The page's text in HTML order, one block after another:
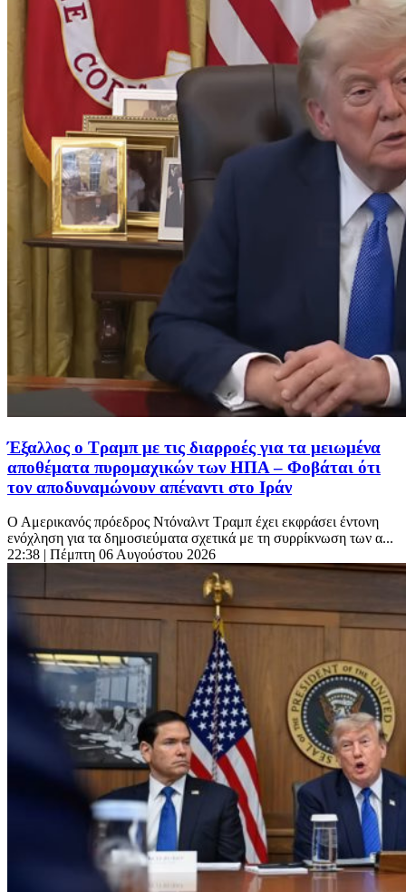
Έξαλλος ο Τραμπ με τις διαρροές για τα μειωμένα
αποθέματα πυρομαχικών των ΗΠΑ – Φοβάται ότι
τον αποδυναμώνουν απέναντι στο Ιράν
Ο Αμερικανός πρόεδρος Ντόναλντ Τραμπ έχει εκφράσει έντονη
ενόχληση για τα δημοσιεύματα σχετικά με τη συρρίκνωση των α...
22:38 | Πέμπτη 06 Αυγούστου 2026